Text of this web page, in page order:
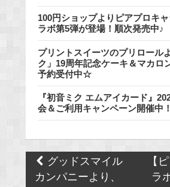
100円ショップよりピアプロキ
ラボ第5弾が登場！順次発売中♪
プリントスイーツのプリロール
ク」19周年記念ケーキ＆マカロ
予約受付中☆
『初音ミク エムアイカード』
会＆ご利用キャンペーン開催中
Post
navigation
グッドスマイル
カンパニーより、
【
ラ